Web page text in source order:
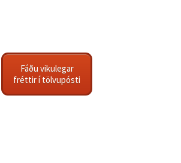
Fáðu vikulegar
fréttir í tölvupósti